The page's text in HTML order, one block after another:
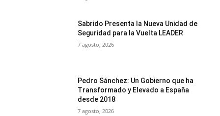
Sabrido Presenta la Nueva Unidad de
Seguridad para la Vuelta LEADER
7 agosto, 2026
Pedro Sánchez: Un Gobierno que ha
Transformado y Elevado a España
desde 2018
7 agosto, 2026